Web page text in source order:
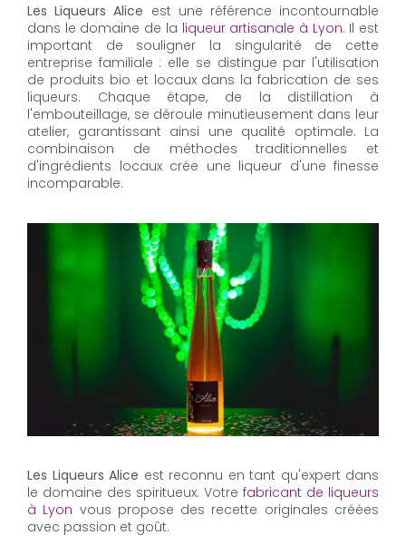
Les Liqueurs Alice est une référence incontournable
dans le domaine de la liqueur artisanale à Lyon. Il est
important de souligner la singularité de cette
entreprise familiale : elle se distingue par l'utilisation
de produits bio et locaux dans la fabrication de ses
liqueurs. Chaque étape, de la distillation à
l'embouteillage, se déroule minutieusement dans leur
atelier, garantissant ainsi une qualité optimale. La
combinaison de méthodes traditionnelles et
d'ingrédients locaux crée une liqueur d'une finesse
incomparable.
Les Liqueurs Alice est reconnu en tant qu'expert dans
le domaine des spiritueux. Votre fabricant de liqueurs
à Lyon vous propose des recette originales créées
avec passion et goût.